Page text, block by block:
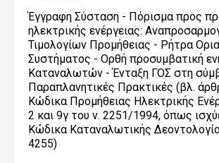
Έγγραφη Σύσταση - Πόρισμα προς
ηλεκτρικής ενέργειας:
Τιμολογίων Προμήθειας - Ρήτρα
Συστήματος - Ορθή προσυμβατική
Καταναλωτών - Ένταξη ΓΟΣ στη
Παραπλανητικές Πρακτικές (βλ.
Κώδικα Προμήθειας Ηλεκτρικής
2 και 9γ του ν. 2251/1994, όπως
Κώδικα Καταναλωτικής
4255)